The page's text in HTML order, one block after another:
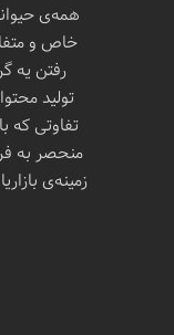
همه‌ی
خاص و
رفتن یه
تولید
تفاوتی که
منحصر به
زمینه‌ی